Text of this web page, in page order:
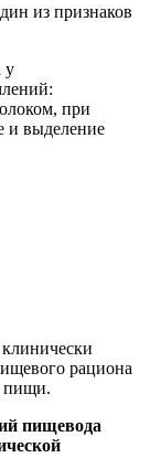
из признаков
у
при
и выделение
рациона
пищи.
пищевода